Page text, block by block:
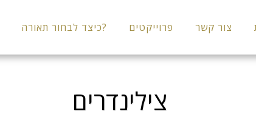
כיצד לבחור תאורה? פרוייקטים צור קשר
צילינדרים